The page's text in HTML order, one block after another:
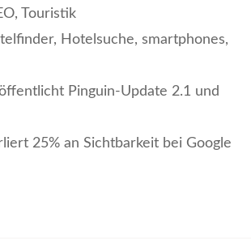
, Touristik
, Hotelsuche, smartphones,
Pinguin-Update 2.1 und
25% an Sichtbarkeit bei Google